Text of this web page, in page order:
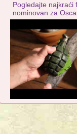
Pogledajte najkraći
nominovan za